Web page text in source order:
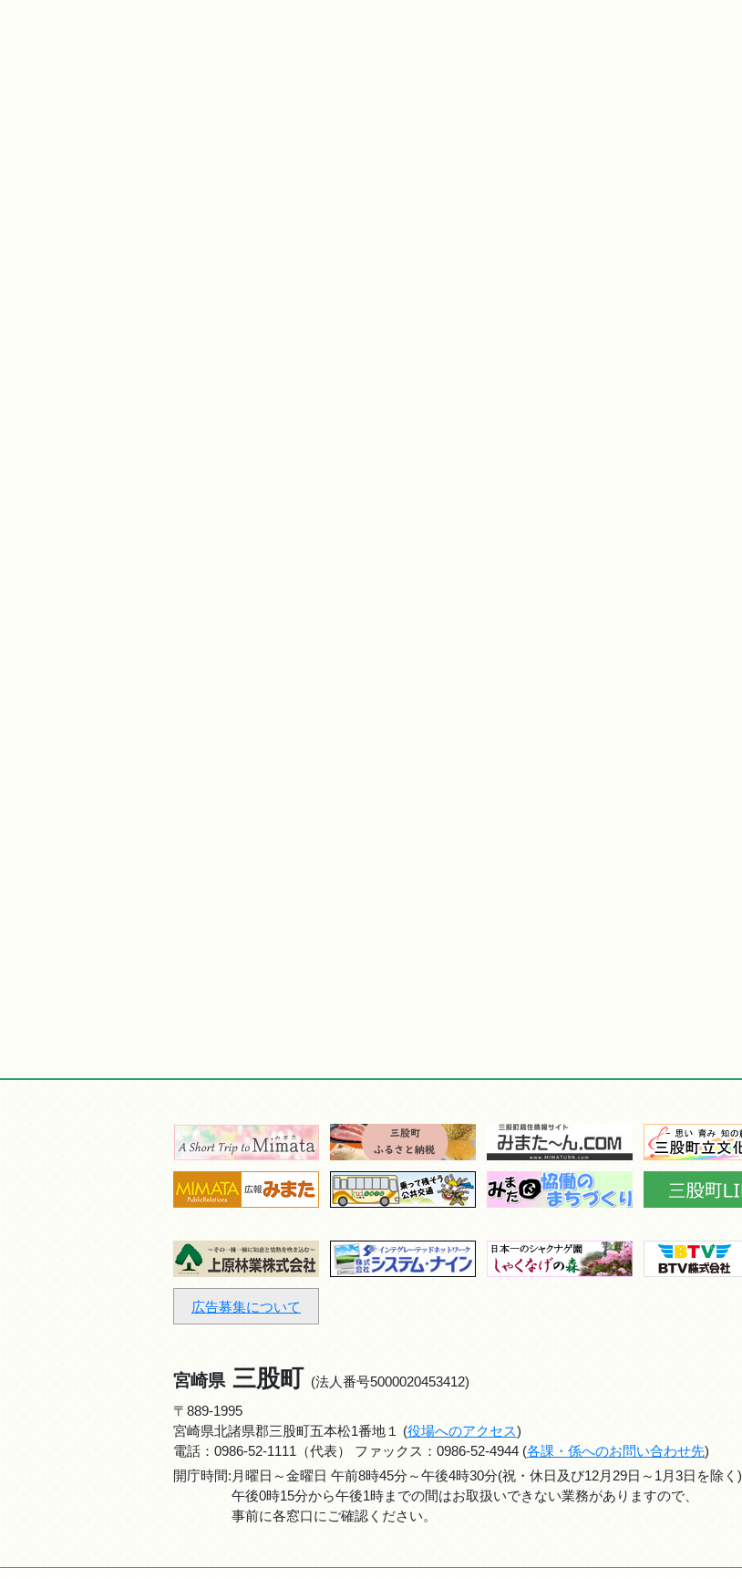
広告募集について
宮崎県 三股町 (法人番号5000020453412)
〒889-1995
宮崎県北諸県郡三股町五本松1番地１ (役場へのアクセス)
電話： 0986-52-1111 （代表） ファックス：0986-52-4944 (各課・係へのお問い合わせ先)
開庁時間:月曜日～金曜日 午前8時45分～午後4時30分(祝・休日及び12月29日～1月3日を除く)
午後0時15分から午後1時までの間はお取扱いできない業務がありますので、
事前に各窓口にご確認ください。